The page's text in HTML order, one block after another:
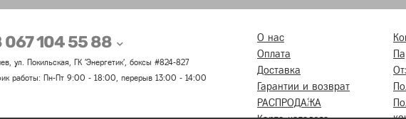
067 104 55 88
ул. Покильская, ГК 'Энергетик', боксы #824-827
работы: Пн-Пт 9:00 - 18:00, перерыв 13:00 - 14:00
О нас
Оплата
Доставка
Гарантии и возврат
РАСПРОДАЖА